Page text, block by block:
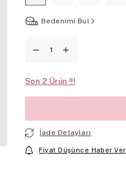
Bedenimi Bul
Son 2
İade Detayları
Fiyat Düşünce Haber Ver